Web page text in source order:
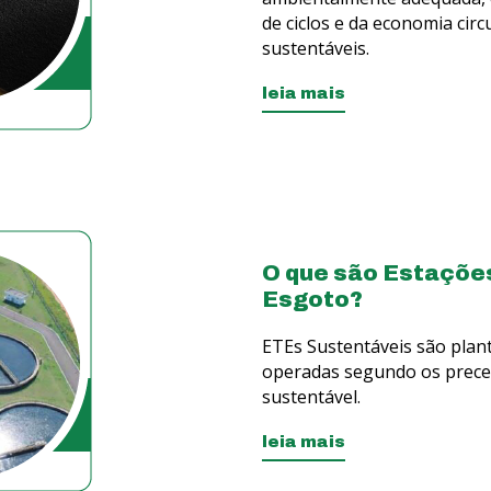
de ciclos e da economia
sustentáveis.
leia mais
O que são
Esgoto?
ETEs Sustentáveis são
operadas segundo os
sustentável.
leia mais